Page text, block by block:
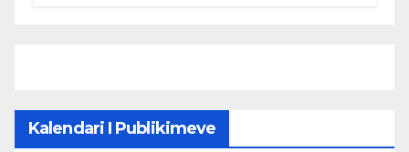
Kalendari I Publikimeve